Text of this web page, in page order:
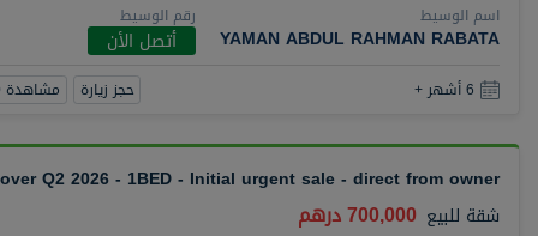
اسم الوسيط
YAMAN ABDUL RAHMAN RABATA
رقم الوسيط
أتصل الأن
6 أشهر + حجز زيارة مشاهدة 360
Q2 2026 - 1BED - Initial urgent sale - direct from owner
شقة للبيع 700,000 درهم